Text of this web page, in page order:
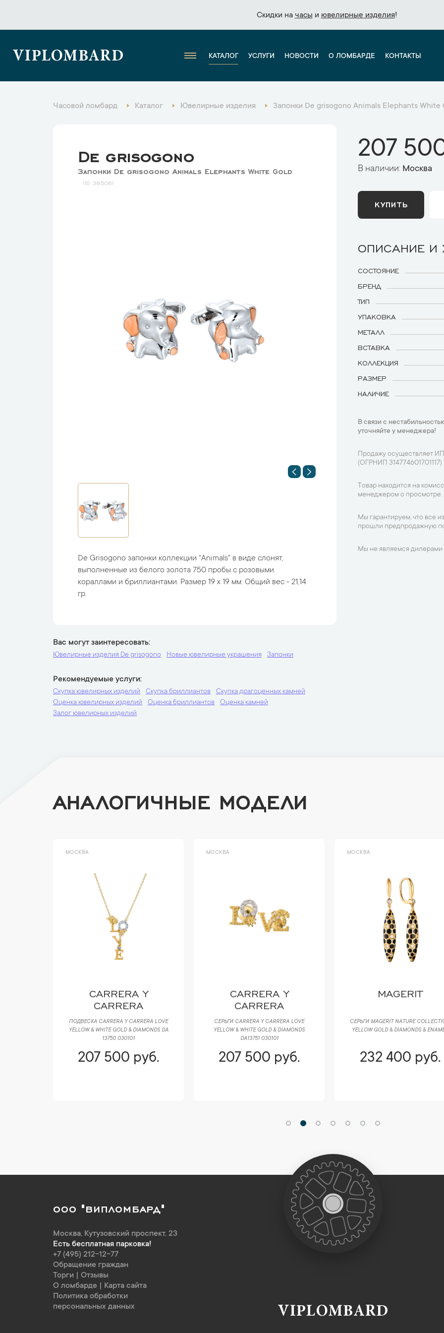
Скидки на часы и ювелирные изделия!
Скидки на часы и ювелирные изделия!
VIPLOMBARD КАТАЛОГ УСЛУГИ НОВОСТИ О ЛОМБАРДЕ КОНТАКТЫ
Часовой ломбард Каталог Ювелирные изделия Запонки De grisogono Animals Elephants White
De grisogono
Запонки De grisogono Animals Elephants White Gold
39508
De Grisogono запонки коллекции "Animals" в виде слонят,
выполненные из белого золота 750 пробы с розовыми
кораллами и бриллиантами. Размер 19 х 19 мм. Общий вес - 21,14
гр.
Вас могут заинтересовать
Ювелирные изделия De grisogono Новые ювелирные украшения Запонки
Рекомендуемые услуги
Скупка ювелирных изделий Скупка бриллиантов
Скупка драгоценных камней
Оценка ювелирных изделий
Оценка бриллиантов
Оценка камней
Залог ювелирных изделий
207
В наличии: Москва
КУПИТЬ
ОПИСАНИЕ И
СОСТОЯНИЕ
БРЕНД
ТИП
УПАКОВКА
МЕТАЛЛ
ВСТАВКА
КОЛЛЕКЦИЯ
РАЗМЕР
НАЛИЧИЕ
В связи с
уточняйте у менеджера!
Продажу осуществляет
(ОГРНИП 314774601701117)
Товар находится на
менеджером о просмотре.
Мы гарантируем, что все
прошли предпродажную
Мы не являемся дилерами
АНАЛОГИЧНЫЕ МОДЕЛИ
МОСКВА
CARRERA Y
CARRERA
ПОДВЕСКА CARRERA Y CARRERA LOVE
YELLOW & WHITE GOLD & DIAMONDS DA
13750 030101
207 500 руб.
МОСКВА
CARRERA Y
CARRERA
СЕРЬГИ CARRERA Y CARRERA LOVE
YELLOW & WHITE GOLD & DIAMONDS
DA13751 030101
207 500 руб.
МОСКВА
MAGERIT
СЕРЬГИ MAGERIT NATURE
YELLOW GOLD & DIAMONDS &
232 400 руб.
ООО "ВИПЛОМБАРД"
Москва, Кутузовский проспект, 23
Есть бесплатная парковка!
+7 (495) 212-12-77
Обращение граждан
Торги
Отзывы
О ломбарде
Карта сайта
Политика обработки
персональных данных
VIPLOMBARD